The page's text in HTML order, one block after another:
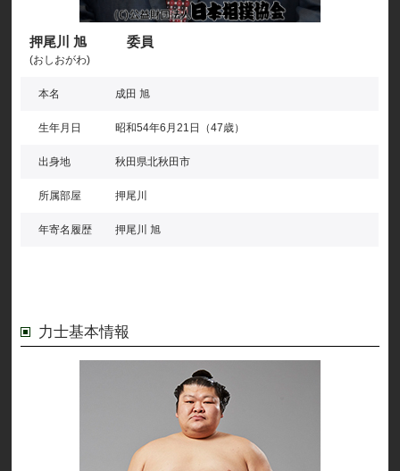
押尾川 旭 委員
(おしおがわ)
本名 成田 旭
生年月日 昭和54年6月21日（47歳）
出身地 秋田県北秋田市
所属部屋 押尾川
年寄名履歴 押尾川 旭
力士基本情報